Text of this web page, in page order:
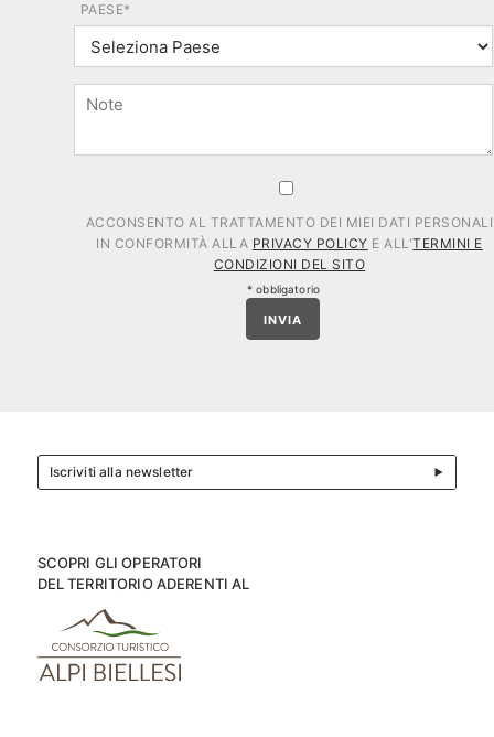
PAESE*
ACCONSENTO AL TRATTAMENTO DEI MIEI DATI PERSONALI
IN CONFORMITÀ ALLA PRIVACY POLICY E ALL'TERMINI E
CONDIZIONI DEL SITO
* obbligatorio
INVIA
Iscriviti alla newsletter
SCOPRI GLI OPERATORI
DEL TERRITORIO ADERENTI AL